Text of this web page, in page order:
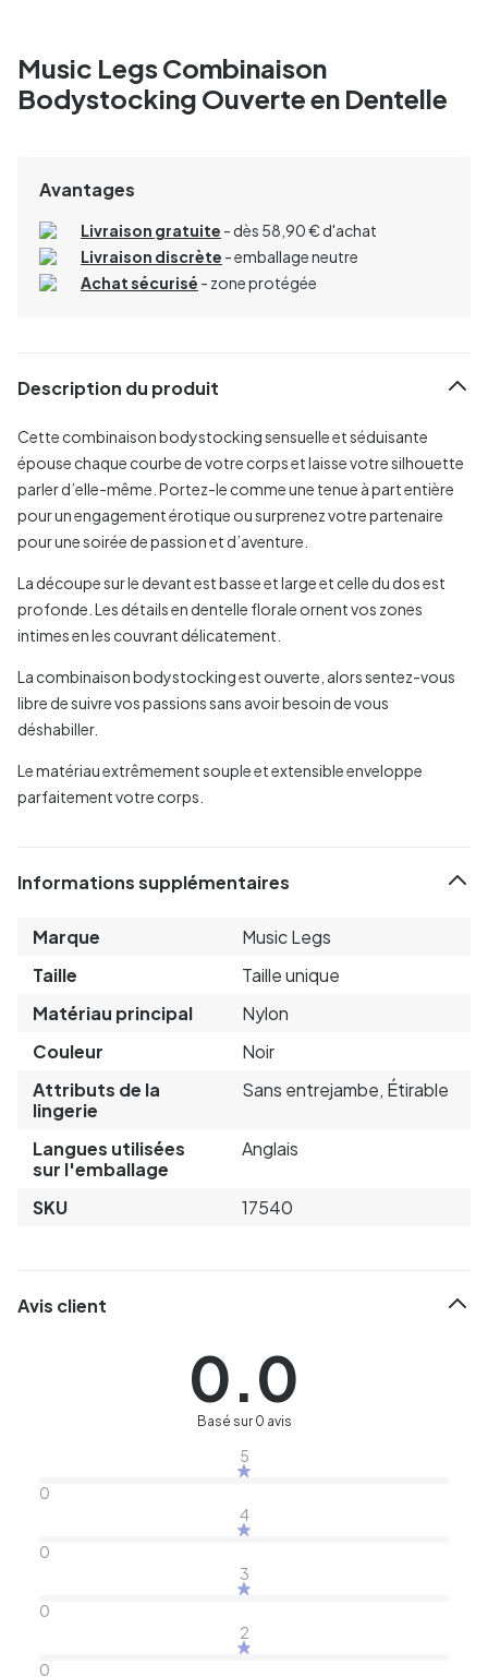
Music Legs Combinaison
Bodystocking Ouverte en Dentelle
Avantages
Livraison gratuite - dès 58,90 € d'achat
Livraison discrète - emballage neutre
Achat sécurisé - zone protégée
Description du produit
Cette combinaison bodystocking sensuelle et séduisante
épouse chaque courbe de votre corps et laisse votre silhouette
parler d’elle-même. Portez-le comme une tenue à part entière
pour un engagement érotique ou surprenez votre partenaire
pour une soirée de passion et d’aventure.
La découpe sur le devant est basse et large et celle du dos est
profonde. Les détails en dentelle florale ornent vos zones
intimes en les couvrant délicatement.
La combinaison bodystocking est ouverte, alors sentez-vous
libre de suivre vos passions sans avoir besoin de vous
déshabiller.
Le matériau extrêmement souple et extensible enveloppe
parfaitement votre corps.
Informations supplémentaires
Marque
Music Legs
Taille
Taille unique
Matériau principal
Nylon
Couleur
Noir
Attributs de la
lingerie
Sans entrejambe, Étirable
Langues utilisées
sur l'emballage
Anglais
SKU 17540
Avis client
0.0
Basé sur 0 avis
5
0
4
0
3
0
2
0